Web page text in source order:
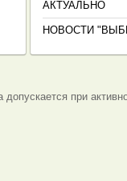
АКТУАЛЬНО
НОВОСТИ
при